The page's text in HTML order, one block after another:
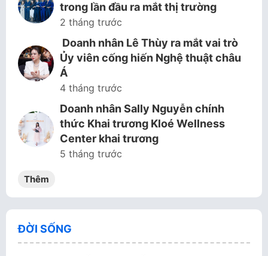
trong lần đầu ra mắt thị trường
2 tháng trước
Doanh nhân Lê Thùy ra mắt vai trò
Ủy viên cống hiến Nghệ thuật châu
Á
4 tháng trước
Doanh nhân Sally Nguyễn chính
thức Khai trương Kloé Wellness
Center khai trương
5 tháng trước
Thêm
ĐỜI SỐNG